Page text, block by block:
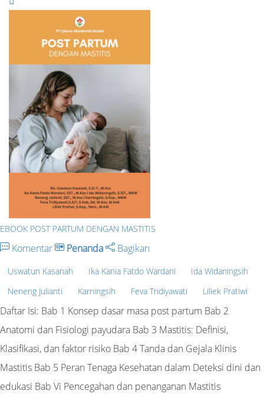
EBOOK POST PARTUM DENGAN MASTITIS
Komentar Penanda Bagikan
Uswatun Kasanah Ika Kania Fatdo Wardani
Ida Widaningsih
Neneng Julianti
Karningsih Feva Tridiyawati Liliek Pratiwi
Daftar Isi: Bab 1 Konsep dasar masa post partum Bab 2
Anatomi dan Fisiologi payudara Bab 3 Mastitis: Definisi,
Klasifikasi, dan faktor risiko Bab 4 Tanda dan Gejala Klinis
Mastitis Bab 5 Peran Tenaga Kesehatan dalam Deteksi dini dan
edukasi Bab Vi Pencegahan dan penanganan Mastitis